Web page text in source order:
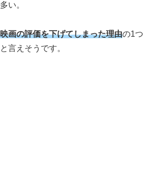
い。
映画の評価を下げてしまった理由の1つ
言えそうです。